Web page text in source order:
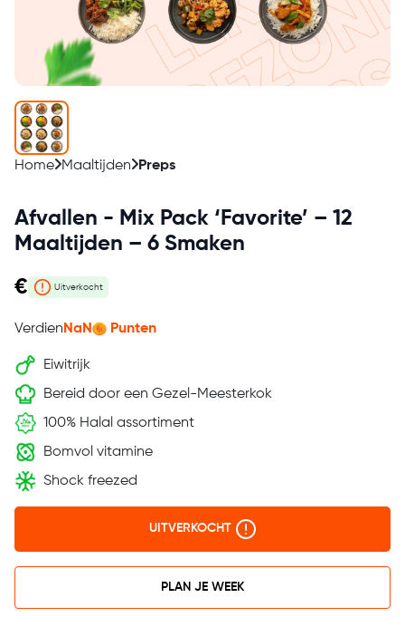
Home Maaltijden Preps
Afvallen - Mix Pack ‘Favorite’ – 12
Maaltijden – 6 Smaken
€
Uitverkocht
Verdien NaN Punten
Eiwitrijk
Bereid door een Gezel-Meesterkok
100% Halal assortiment
Bomvol vitamine
Shock freezed
UITVERKOCHT
PLAN JE WEEK